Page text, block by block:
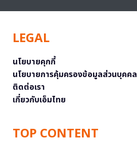
LEGAL
นโยบายคุกกี้
นโยบายการคุ้มครองข้อมูลส่วนบุคคล
ติดต่อเรา
เกี่ยวกับเอ็มไทย
TOP CONTENT